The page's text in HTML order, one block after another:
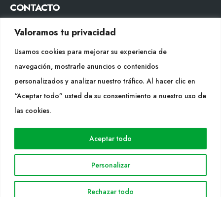
Valoramos tu privacidad
Usamos cookies para mejorar su experiencia de
navegación, mostrarle anuncios o contenidos
personalizados y analizar nuestro tráfico. Al hacer clic en
“Aceptar todo” usted da su consentimiento a nuestro uso de
las cookies.
Personalizar
Rechazar todo
Aceptar todo
CONTACTO
SÍGUENOS
WEB
Cultidelta
Especies
Noticias